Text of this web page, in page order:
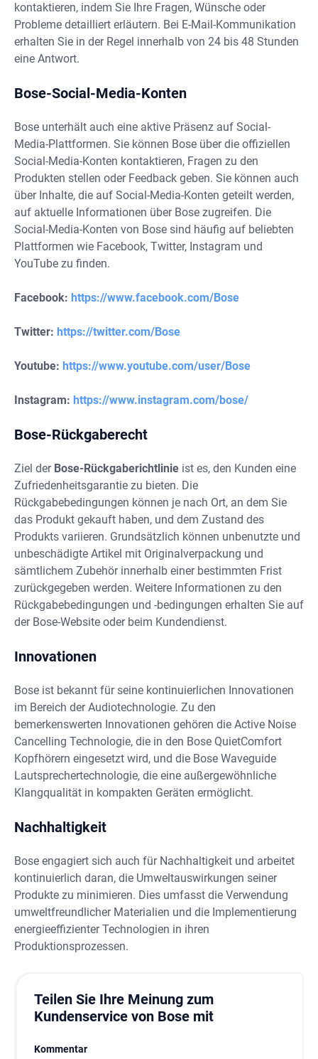
kontaktieren, indem Sie Ihre Fragen, Wünsche oder
Probleme detailliert erläutern. Bei E-Mail-Kommunikation
erhalten Sie in der Regel innerhalb von 24 bis 48 Stunden
eine Antwort.
Bose-Social-Media-Konten
Bose unterhält auch eine aktive Präsenz auf Social-
Media-Plattformen. Sie können Bose über die offiziellen
Social-Media-Konten kontaktieren, Fragen zu den
Produkten stellen oder Feedback geben. Sie können auch
über Inhalte, die auf Social-Media-Konten geteilt werden,
auf aktuelle Informationen über Bose zugreifen. Die
Social-Media-Konten von Bose sind häufig auf beliebten
Plattformen wie Facebook, Twitter, Instagram und
YouTube zu finden.
Facebook: https://www.facebook.com/Bose
Twitter: https://twitter.com/Bose
Youtube: https://www.youtube.com/user/Bose
Instagram: https://www.instagram.com/bose/
Bose-Rückgaberecht
Ziel der Bose-Rückgaberichtlinie ist es, den Kunden eine
Zufriedenheitsgarantie zu bieten. Die
Rückgabebedingungen können je nach Ort, an dem Sie
das Produkt gekauft haben, und dem Zustand des
Produkts variieren. Grundsätzlich können unbenutzte und
unbeschädigte Artikel mit Originalverpackung und
sämtlichem Zubehör innerhalb einer bestimmten Frist
zurückgegeben werden. Weitere Informationen zu den
Rückgabebedingungen und -bedingungen erhalten Sie auf
der Bose-Website oder beim Kundendienst.
Innovationen
Bose ist bekannt für seine kontinuierlichen Innovationen
im Bereich der Audiotechnologie. Zu den
bemerkenswerten Innovationen gehören die Active Noise
Cancelling Technologie, die in den Bose QuietComfort
Kopfhörern eingesetzt wird, und die Bose Waveguide
Lautsprechertechnologie, die eine außergewöhnliche
Klangqualität in kompakten Geräten ermöglicht.
Nachhaltigkeit
Bose engagiert sich auch für Nachhaltigkeit und arbeitet
kontinuierlich daran, die Umweltauswirkungen seiner
Produkte zu minimieren. Dies umfasst die Verwendung
umweltfreundlicher Materialien und die Implementierung
energieeffizienter Technologien in ihren
Produktionsprozessen.
Teilen Sie Ihre Meinung zum
Kundenservice von Bose mit
Kommentar